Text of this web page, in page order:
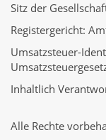
Sitz der
Registergericht:
Umsatzsteuer-
Inhaltlich
Alle Rechte